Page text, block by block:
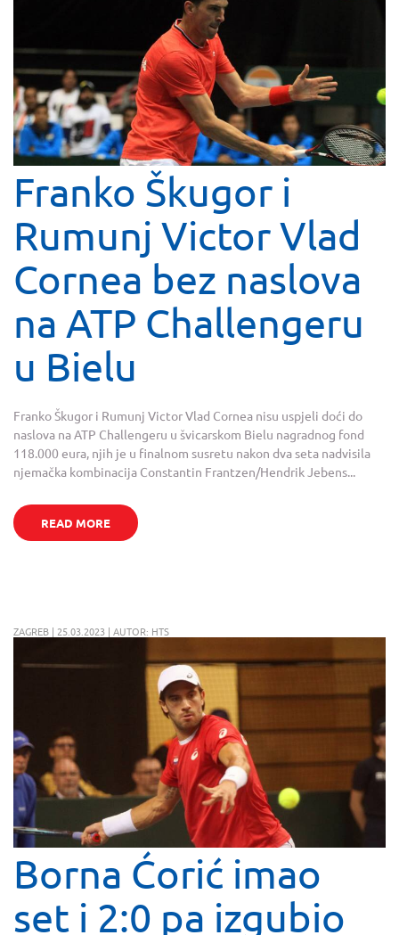
Franko Škugor i
Rumunj Victor Vlad
Cornea bez naslova
na ATP Challengeru
u Bielu
Franko Škugor i Rumunj Victor Vlad Cornea nisu uspjeli doći do
naslova na ATP Challengeru u švicarskom Bielu nagradnog fond
118.000 eura, njih je u finalnom susretu nakon dva seta nadvisila
njemačka kombinacija Constantin Frantzen/Hendrik Jebens...
READ MORE
ZAGREB | 25.03.2023 | AUTOR: HTS
Borna Ćorić imao
set i 2:0 pa izgubio